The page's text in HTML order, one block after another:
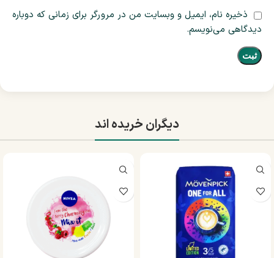
ذخیره نام، ایمیل و وبسایت من در مرورگر برای زمانی که دوباره
دیدگاهی می‌نویسم.
دیگران خریده اند